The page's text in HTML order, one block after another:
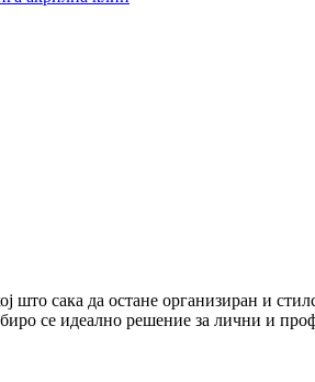
сака да остане организиран и
се идеално решение за лични и